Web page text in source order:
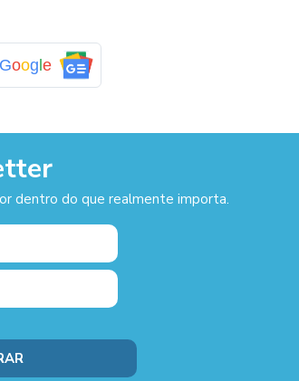
Goog le
dentro do que realmente importa.